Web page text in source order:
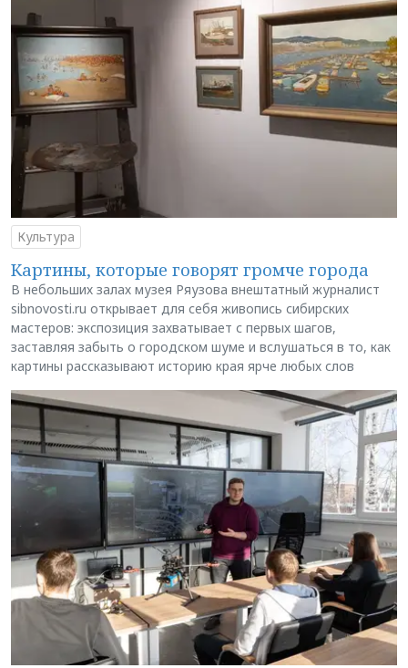
Культура
Картины, которые говорят громче города
В небольших залах музея Ряузова внештатный журналист
sibnovosti.ru открывает для себя живопись сибирских
мастеров: экспозиция захватывает с первых шагов,
заставляя забыть о городском шуме и вслушаться в то, как
картины рассказывают историю края ярче любых слов